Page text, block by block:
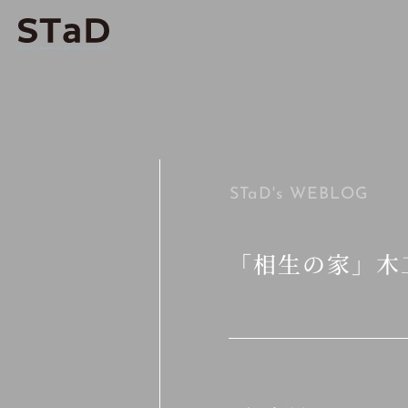
STaD's WEBLOG
「相生の家」